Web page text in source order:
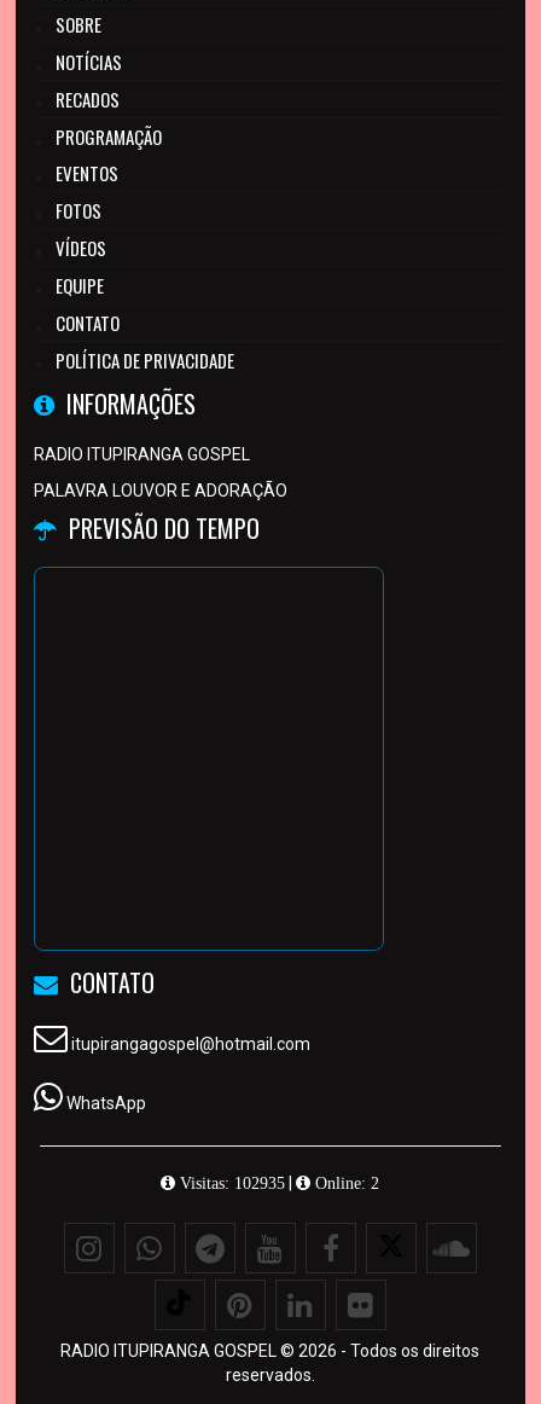
SOBRE
NOTÍCIAS
RECADOS
PROGRAMAÇÃO
EVENTOS
FOTOS
VÍDEOS
EQUIPE
CONTATO
POLÍTICA DE PRIVACIDADE
INFORMAÇÕES
RADIO ITUPIRANGA GOSPEL
PALAVRA LOUVOR E ADORAÇÃO
PREVISÃO DO TEMPO
CONTATO
itupirangagospel@hotmail.com
WhatsApp
Visitas: 102935 | Online: 2
RADIO ITUPIRANGA GOSPEL © 2026 - Todos os direitos
reservados.